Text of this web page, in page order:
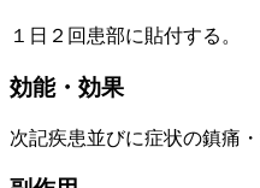
１日２回患部に貼付する。
効能・効果
次記疾患並びに症状の鎮痛